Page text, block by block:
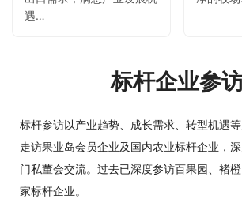
遇…
标杆企业参
标杆参访以产业趋势、成长需求、转型机遇
走访果业岛会员企业及国内农业标杆企业，
门私董会交流。过去已深度参访百果园、褚
家标杆企业。